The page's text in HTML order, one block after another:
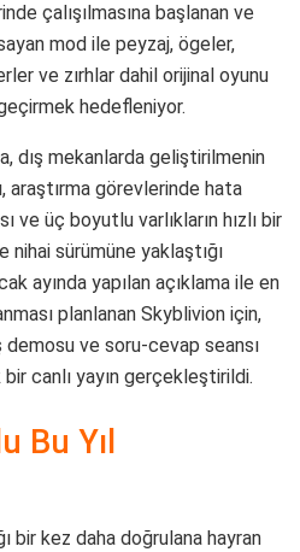
çalışılmasına başlanan ve
mod ile peyzaj, ögeler,
ve zırhlar dahil orijinal oyunu
hedefleniyor.
dış mekanlarda geliştirilmenin
araştırma görevlerinde hata
ve üç boyutlu varlıkların hızlı bir
sürümüne yaklaştığı
ayında yapılan açıklama ile en
planlanan Skyblivion için,
demosu ve soru-cevap seansı
bir canlı yayın gerçekleştirildi.
Bu Yıl
bir kez daha doğrulana hayran